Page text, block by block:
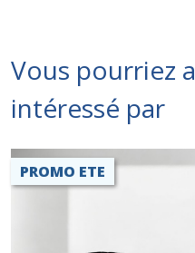
Vous pourriez
intéressé par
PROMO ETE